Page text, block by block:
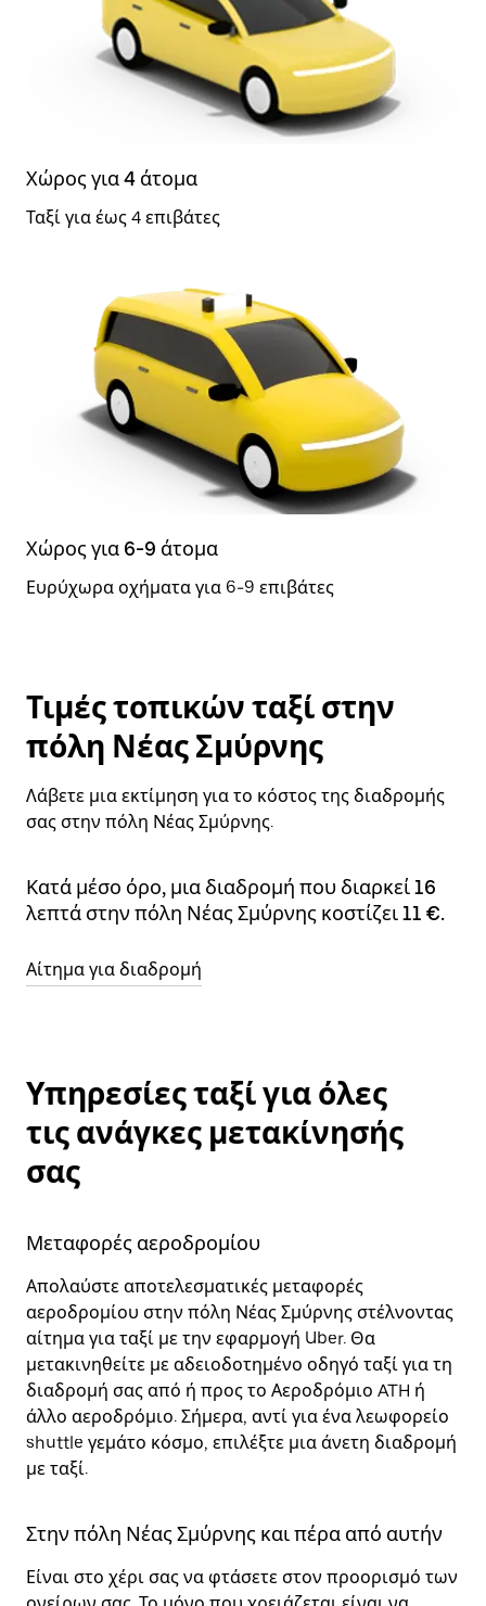
Χώρος για 4 άτομα
Ταξί για έως 4 επιβάτες
Χώρος για 6-9 άτομα
Ευρύχωρα οχήματα για 6-9 επιβάτες
Τιμές τοπικών ταξί στην
πόλη Νέας Σμύρνης
Λάβετε μια εκτίμηση για το κόστος της διαδρομής
σας στην πόλη Νέας Σμύρνης.
Κατά μέσο όρο, μια διαδρομή που διαρκεί 16
λεπτά στην πόλη Νέας Σμύρνης κοστίζει 11 €.
Αίτημα για διαδρομή
Υπηρεσίες ταξί για όλες
τις ανάγκες μετακίνησής
σας
Μεταφορές αεροδρομίου
Απολαύστε αποτελεσματικές μεταφορές
αεροδρομίου στην πόλη Νέας Σμύρνης στέλνοντας
αίτημα για ταξί με την εφαρμογή Uber. Θα
μετακινηθείτε με αδειοδοτημένο οδηγό ταξί για τη
διαδρομή σας από ή προς το Αεροδρόμιο ATH ή
άλλο αεροδρόμιο. Σήμερα, αντί για ένα λεωφορείο
shuttle γεμάτο κόσμο, επιλέξτε μια άνετη διαδρομή
με ταξί.
Στην πόλη Νέας Σμύρνης και πέρα από αυτήν
Είναι στο χέρι σας να φτάσετε στον προορισμό των